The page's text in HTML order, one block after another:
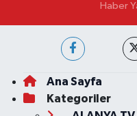
Haber
Ana Sayfa
Kategoriler